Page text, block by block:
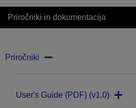
Priročniki in dokumentacija
Priročniki
User's Guide (PDF) (v1.0)